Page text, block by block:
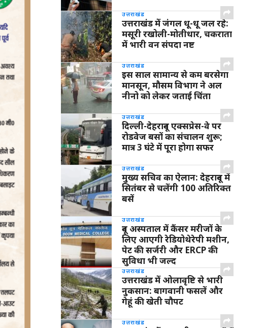
उत्तराखंड
उत्तराखंड में जंगल धू-धू जल रहे:
मसूरी रखोली-मोतीधार, चकराता
में भारी वन संपदा नष्ट
उत्तराखंड
इस साल सामान्य से कम बरसेगा
मानसून, मौसम विभाग ने अल
नीनो को लेकर जताई चिंता
उत्तराखंड
दिल्ली-देहरादून एक्सप्रेस-वे पर
रोडवेज बसों का संचालन शुरू;
मात्र 3 घंटे में पूरा होगा सफर
उत्तराखंड
मुख्य सचिव का ऐलान: देहरादून में
सितंबर से चलेंगी 100 अतिरिक्त
बसें
उत्तराखंड
दून अस्पताल में कैंसर मरीजों के
लिए आएगी रेडियोथेरेपी मशीन,
पेट की सर्जरी और ERCP की
सुविधा भी जल्द
उत्तराखंड
उत्तराखंड में ओलावृष्टि से भारी
नुकसान: बागवानी फसलें और
गेहूं की खेती चौपट
उत्तराखंड